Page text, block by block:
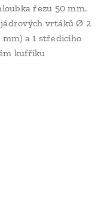
řezu 50 mm.
jádrových vrtáků Ø 2
mm) a 1 středicího
kufříku